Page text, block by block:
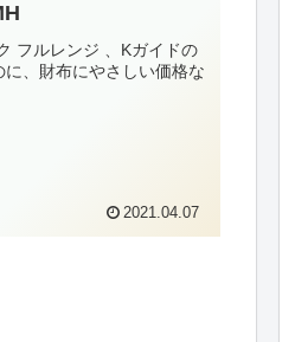
フルレンジ 、Kガイドの
、財布にやさしい価格な
2021.04.07